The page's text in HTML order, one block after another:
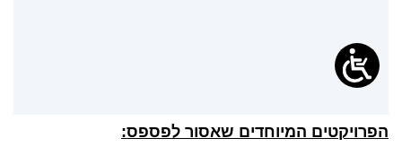
הפרויקטים המיוחדים שאסור לפספס: